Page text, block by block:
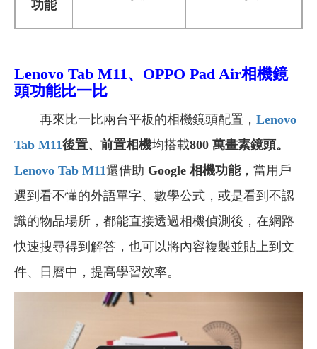
功能
Lenovo Tab M11、OPPO Pad Air相機鏡
頭功能比一比
再來比一比兩台平板的相機鏡頭配置， Lenovo
Tab M11後置、前置相機均搭載800 萬畫素鏡頭。
Lenovo Tab M11還借助 Google 相機功能，當用戶
遇到看不懂的外語單字、數學公式，或是看到不認
識的物品場所，都能直接透過相機偵測後，在網路
快速搜尋得到解答，也可以將內容複製並貼上到文
件、日曆中，提高學習效率。